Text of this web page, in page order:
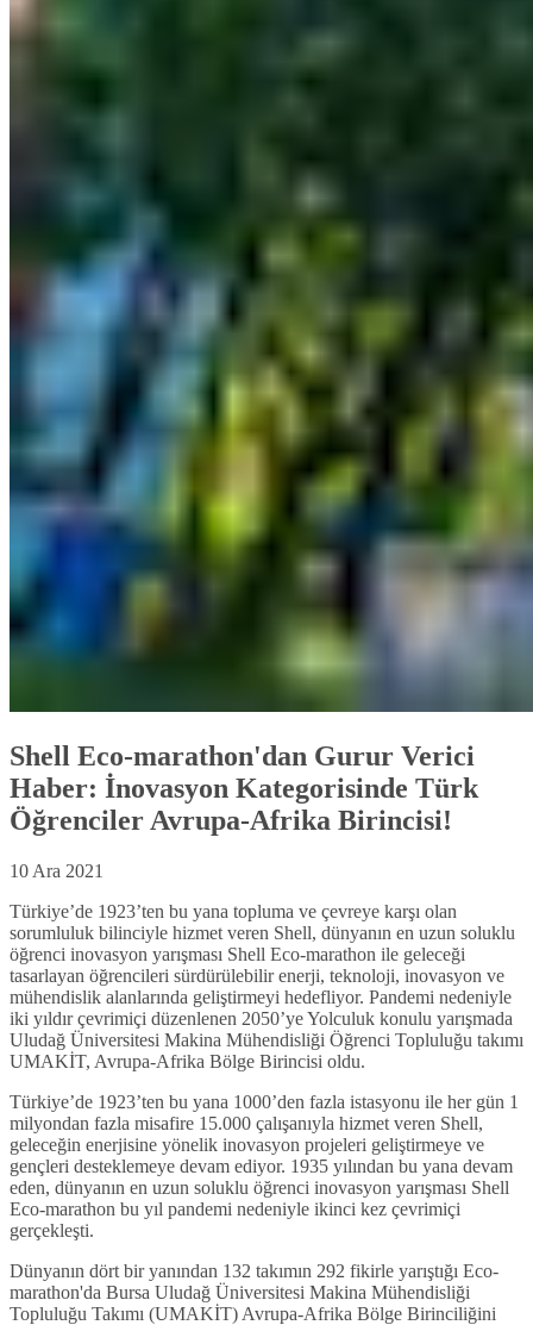
Shell Eco-marathon'dan Gurur Verici
Haber: İnovasyon Kategorisinde Türk
Öğrenciler Avrupa-Afrika Birincisi!
10 Ara 2021
Türkiye’de 1923’ten bu yana topluma ve çevreye karşı olan
sorumluluk bilinciyle hizmet veren Shell, dünyanın en uzun soluklu
öğrenci inovasyon yarışması Shell Eco-marathon ile geleceği
tasarlayan öğrencileri sürdürülebilir enerji, teknoloji, inovasyon ve
mühendislik alanlarında geliştirmeyi hedefliyor. Pandemi nedeniyle
iki yıldır çevrimiçi düzenlenen 2050’ye Yolculuk konulu yarışmada
Uludağ Üniversitesi Makina Mühendisliği Öğrenci Topluluğu takımı
UMAKİT, Avrupa-Afrika Bölge Birincisi oldu.
Türkiye’de 1923’ten bu yana 1000’den fazla istasyonu ile her gün 1
milyondan fazla misafire 15.000 çalışanıyla hizmet veren Shell,
geleceğin enerjisine yönelik inovasyon projeleri geliştirmeye ve
gençleri desteklemeye devam ediyor. 1935 yılından bu yana devam
eden, dünyanın en uzun soluklu öğrenci inovasyon yarışması Shell
Eco-marathon bu yıl pandemi nedeniyle ikinci kez çevrimiçi
gerçekleşti.
Dünyanın dört bir yanından 132 takımın 292 fikirle yarıştığı Eco-
marathon'da Bursa Uludağ Üniversitesi Makina Mühendisliği
Topluluğu Takımı (UMAKİT) Avrupa-Afrika Bölge Birinciliğini